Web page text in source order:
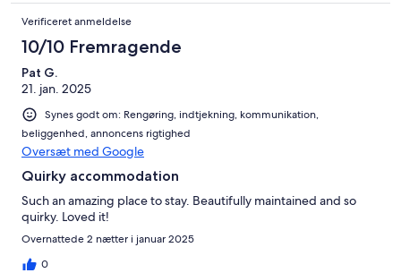
Verificeret anmeldelse
10/10 Fremragende
Pat G.
21. jan. 2025
Synes godt om: Rengøring, indtjekning, kommunikation,
beliggenhed, annoncens rigtighed
Oversæt med Google
Quirky accommodation
Such an amazing place to stay. Beautifully maintained and so
quirky. Loved it!
Overnattede 2 nætter i januar 2025
0